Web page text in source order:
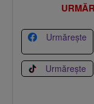
Urmărește
Urmărește